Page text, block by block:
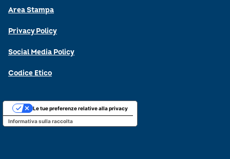
Area Stampa
Privacy Policy
Social Media Policy
Codice Etico
Informativa sulla raccolta
Le tue preferenze relative alla privacy